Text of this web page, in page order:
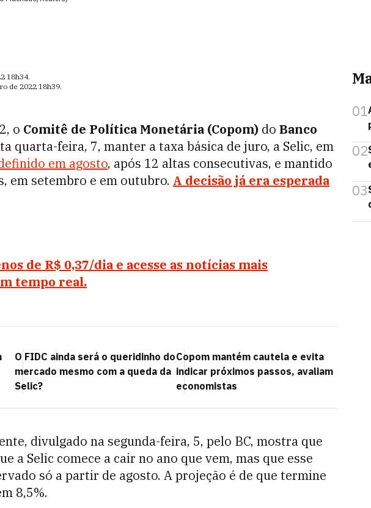
18h34.
de 2022 18h39.
o Comitê de Política Monetária (Copom) do Banco
quarta-feira, 7, manter a taxa básica de juro, a Selic, em
em agosto, após 12 altas consecutivas, e mantido
em setembro e em outubro. A decisão já era esperada
de R$ 0,37/dia e acesse as notícias mais
tempo real.
O FIDC ainda será o queridinho do
mercado mesmo com a queda da
Selic?
Copom mantém cautela e evita
indicar próximos passos, avaliam
economistas
divulgado na segunda-feira, 5, pelo BC, mostra que
a Selic comece a cair no ano que vem, mas que esse
só a partir de agosto. A projeção é de que termine
8,5%.
01
02
03